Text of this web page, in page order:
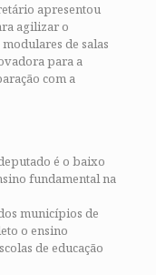
apresentou
agilizar o
de salas
para a
com a
é o baixo
fundamental na
municípios de
o ensino
de educação